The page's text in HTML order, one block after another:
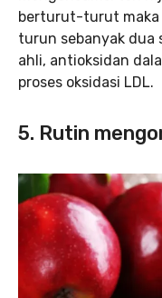
berturut-turut maka
turun sebanyak dua
ahli, antioksidan
proses oksidasi LDL.
5. Rutin